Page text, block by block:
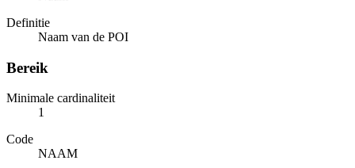
Definitie
Naam van de POI
Bereik
Minimale cardinaliteit
1
Code
NAAM